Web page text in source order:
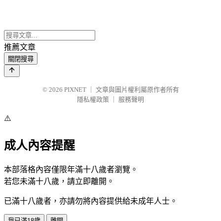
推薦文章
關閉搜尋
© 2026 PIXNET
文章與圖片權利屬原作者所有
隱私權政策
服務聲明
⚠️
成人內容提醒
本部落格內容僅限年滿十八歲者瀏覽。
若您未滿十八歲，請立即離開。
已滿十八歲者，亦請勿將內容提供給未成年人士。